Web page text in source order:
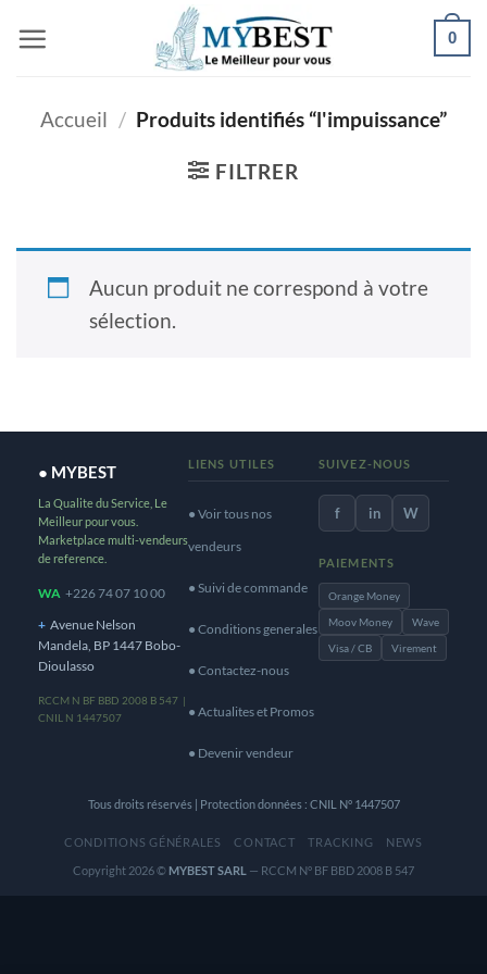
au
0
Accueil / Produits identifiés “l'impuissance”
FILTRER
Aucun produit ne correspond à votre
sélection.
● MYBEST
La Qualite du Service, Le
Meilleur pour vous.
Marketplace multi-vendeurs
de reference.
WA +226 74 07 10 00
+ Avenue Nelson
Mandela, BP 1447 Bobo-
Dioulasso
RCCM N BF BBD 2008 B 547 |
CNIL N 1447507
LIENS UTILES
● Voir tous nos
vendeurs
● Suivi de commande
● Conditions generales
● Contactez-nous
● Actualites et Promos
● Devenir vendeur
SUIVEZ-NOUS
f in W
PAIEMENTS
Orange Money
Moov Money
Wave
Visa / CB
Virement
Tous droits réservés | Protection données : CNIL N° 1447507
CONDITIONS GÉNÉRALES CONTACT TRACKING
NEWS
Copyright 2026 © MYBEST SARL — RCCM N° BF BBD 2008 B 547